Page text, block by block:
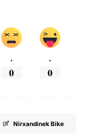
.
0
.
0
Nirxandinek Bike